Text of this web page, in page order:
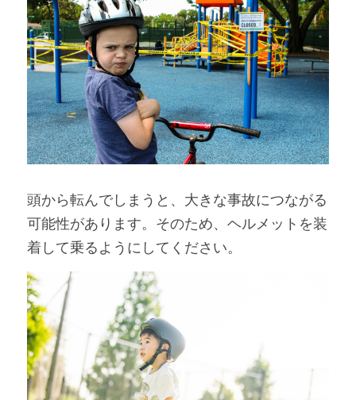
頭から転んでしまうと、大きな事故につながる
可能性があります。そのため、ヘルメットを装
着して乗るようにしてください。